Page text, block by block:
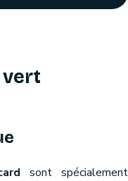
vert
sont spécialement